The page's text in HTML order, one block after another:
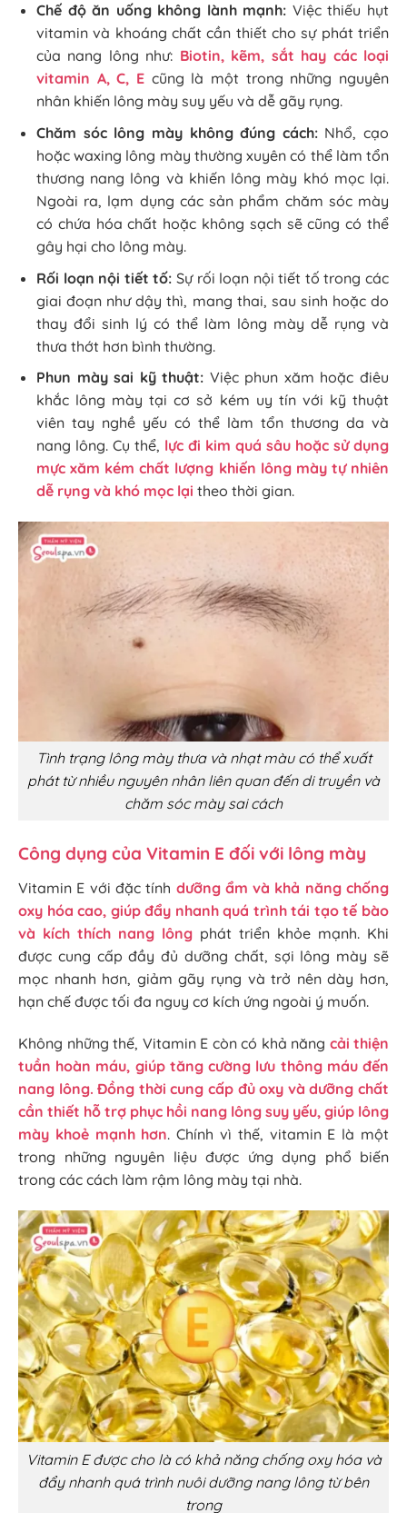
Chế độ ăn uống không lành mạnh: Việc thiếu hụt
vitamin và khoáng chất cần thiết cho sự phát triển
của nang lông như: Biotin, kẽm, sắt hay các loại
vitamin A, C, E cũng là một trong những nguyên
nhân khiến lông mày suy yếu và dễ gãy rụng.
Chăm sóc lông mày không đúng cách:Nhổ, cạo
hoặc waxing lông mày thường xuyên có thể làm tổn
thương nang lông và khiến lông mày khó mọc lại.
Ngoài ra, lạm dụng các sản phẩm chăm sóc mày
có chứa hóa chất hoặc không sạch sẽ cũng có thể
gây hại cho lông mày.
Rối loạn nội tiết tố: Sự rối loạn nội tiết tố trong các
giai đoạn như dậy thì, mang thai, sau sinh hoặc do
thay đổi sinh lý có thể làm lông mày dễ rụng và
thưa thớt hơn bình thường.
Phun mày sai kỹ thuật: Việc phun xăm hoặc điêu
khắc lông mày tại cơ sở kém uy tín với kỹ thuật
viên tay nghề yếu có thể làm tổn thương da và
nang lông. Cụ thể, lực đi kim quá sâu hoặc sử dụng
mực xăm kém chất lượng khiến lông mày tự nhiên
dễ rụng và khó mọc lại theo thời gian.
Tình trạng lông mày thưa và nhạt màu có thể xuất
phát từ nhiều nguyên nhân liên quan đến di truyền và
chăm sóc mày sai cách
Công dụng của Vitamin E đối với lông mày
Vitamin E với đặc tính dưỡng ẩm và khả năng chống
oxy hóa cao, giúp đẩy nhanh quá trình tái tạo tế bào
và kích thích nang lông phát triển khỏe mạnh. Khi
được cung cấp đầy đủ dưỡng chất, sợi lông mày sẽ
mọc nhanh hơn, giảm gãy rụng và trở nên dày hơn,
hạn chế được tối đa nguy cơ kích ứng ngoài ý muốn.
Không những thế, Vitamin E còn có khả năng cải thiện
tuần hoàn máu, giúp tăng cường lưu thông máu đến
nang lông. Đồng thời cung cấp đủ oxy và dưỡng chất
cần thiết hỗ trợ phục hồi nang lông suy yếu, giúp lông
mày khoẻ mạnh hơn. Chính vì thế, vitamin E là một
trong những nguyên liệu được ứng dụng phổ biến
trong các cách làm rậm lông mày tại nhà.
Vitamin E được cho là có khả năng chống oxy hóa và
đẩy nhanh quá trình nuôi dưỡng nang lông từ bên
trong